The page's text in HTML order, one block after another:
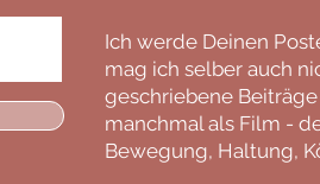
Ich werde Deinen
mag ich selber auch
geschriebene
manchmal als Film -
Bewegung, Haltung,